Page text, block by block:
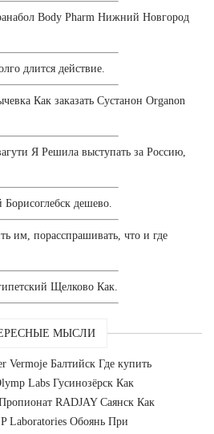
Body Pharm Нижний Новгород
длится действие.
Как заказать Сустанон Organon
Я Решила выступать за Россию,
дешево.
им, порасспрашивать, что и где
Щелково Как.
МЫСЛИ
Vermoje Балтийск Где купить
Labs Гусинозёрск Как
RADJAY Саянск Как
Laboratories Обоянь При